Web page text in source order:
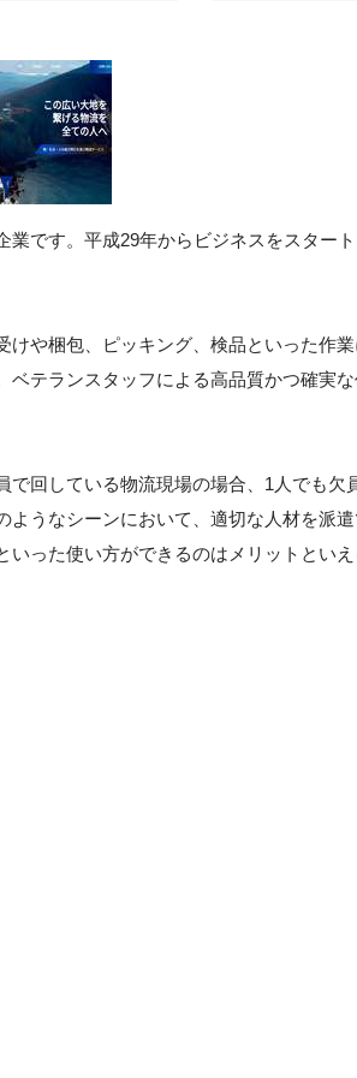
です。平成29年からビジネスをスター
や梱包、ピッキング、検品といった作
テランスタッフによる高品質かつ確実
回している物流現場の場合、1人でも欠
うなシーンにおいて、適切な人材を派遣
った使い方ができるのはメリットといえ